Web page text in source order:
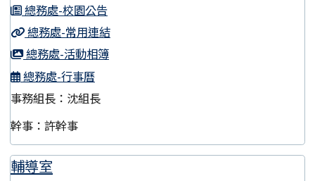
總務處-校園公告
總務處-常用連結
總務處-活動相簿
總務處-行事曆
事務組長：沈組長
幹事：許幹事
輔導室